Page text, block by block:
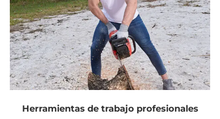
Herramientas de trabajo profesionales